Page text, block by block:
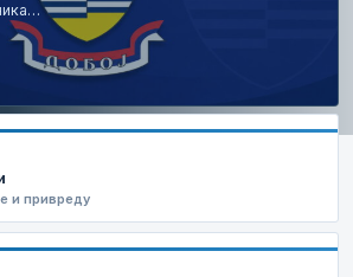
и привреду